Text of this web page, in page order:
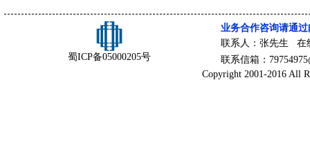
蜀ICP备05000205号
业务合作咨询请通
联系人：张先生 在
联系信箱：
Copyright 2001-2016 All